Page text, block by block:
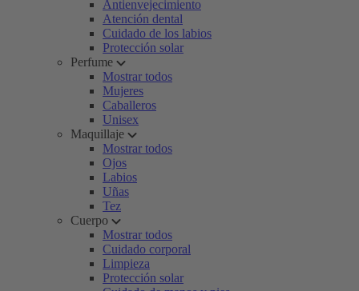
Antienvejecimiento
Atención dental
Cuidado de los labios
Protección solar
Perfume
Mostrar todos
Mujeres
Caballeros
Unisex
Maquillaje
Mostrar todos
Ojos
Labios
Uñas
Tez
Cuerpo
Mostrar todos
Cuidado corporal
Limpieza
Protección solar